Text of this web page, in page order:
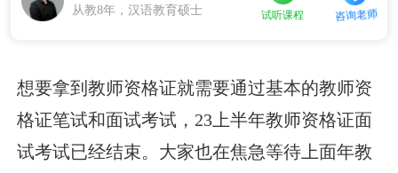
从教8年，汉语教育硕士 试听课程 咨询老师
想要拿到教师资格证就需要通过基本的教师资
格证笔试和面试考试，23上半年教师资格证面
试考试已经结束。大家也在焦急等待上面年教